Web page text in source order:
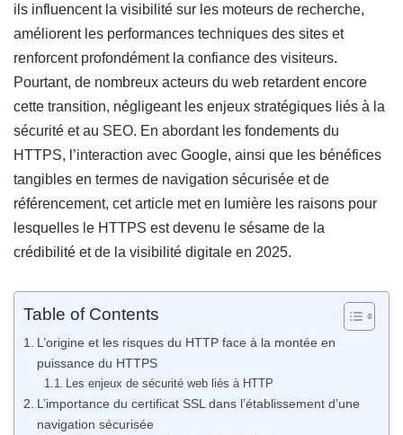
ils influencent la visibilité sur les moteurs de recherche,
améliorent les performances techniques des sites et
renforcent profondément la confiance des visiteurs.
Pourtant, de nombreux acteurs du web retardent encore
cette transition, négligeant les enjeux stratégiques liés à la
sécurité et au SEO. En abordant les fondements du
HTTPS, l’interaction avec Google, ainsi que les bénéfices
tangibles en termes de navigation sécurisée et de
référencement, cet article met en lumière les raisons pour
lesquelles le HTTPS est devenu le sésame de la
crédibilité et de la visibilité digitale en 2025.
Table of Contents
L’origine et les risques du HTTP face à la montée en
puissance du HTTPS
Les enjeux de sécurité web liés à HTTP
L’importance du certificat SSL dans l’établissement d’une
navigation sécurisée